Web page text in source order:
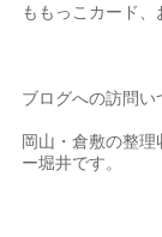
ももっこカード、
ブログへの訪問い
岡山・倉敷の整
ー堀井です。